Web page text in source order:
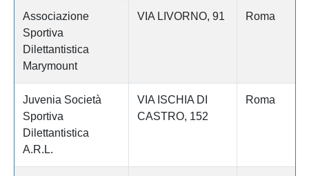
Associazione
Sportiva
Dilettantistica
Marymount
VIA LIVORNO, 91 Roma
Juvenia Società
Sportiva
Dilettantistica
A.R.L.
VIA ISCHIA DI
CASTRO, 152
Roma